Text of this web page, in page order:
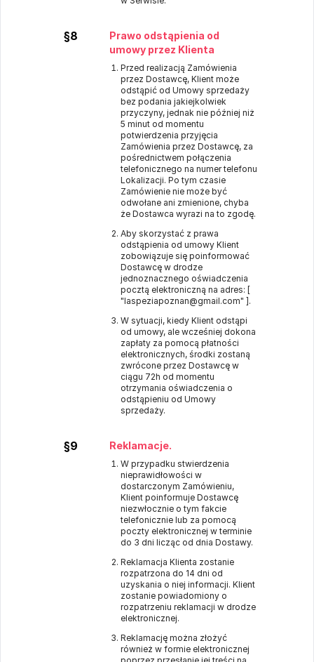
§8
Prawo odstąpienia od
umowy przez Klienta
Przed realizacją Zamówienia
przez Dostawcę, Klient może
odstąpić od Umowy sprzedaży
bez podania jakiejkolwiek
przyczyny, jednak nie później niż
5 minut od momentu
potwierdzenia przyjęcia
Zamówienia przez Dostawcę, za
pośrednictwem połączenia
telefonicznego na numer telefonu
Lokalizacji. Po tym czasie
Zamówienie nie może być
odwołane ani zmienione, chyba
że Dostawca wyrazi na to zgodę.
Aby skorzystać z prawa
odstąpienia od umowy Klient
zobowiązuje się poinformować
Dostawcę w drodze
jednoznacznego oświadczenia
pocztą elektroniczną na adres: [
"laspeziapoznan@gmail.com" ].
W sytuacji, kiedy Klient odstąpi
od umowy, ale wcześniej dokona
zapłaty za pomocą płatności
elektronicznych, środki zostaną
zwrócone przez Dostawcę w
ciągu 72h od momentu
otrzymania oświadczenia o
odstąpieniu od Umowy
sprzedaży.
§9 Reklamacje.
W przypadku stwierdzenia
nieprawidłowości w
dostarczonym Zamówieniu,
Klient poinformuje Dostawcę
niezwłocznie o tym fakcie
telefonicznie lub za pomocą
poczty elektronicznej w terminie
do 3 dni licząc od dnia Dostawy.
Reklamacja Klienta zostanie
rozpatrzona do 14 dni od
uzyskania o niej informacji. Klient
zostanie powiadomiony o
rozpatrzeniu reklamacji w drodze
elektronicznej.
Reklamację można złożyć
również w formie elektronicznej